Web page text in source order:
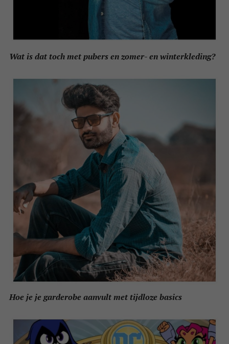
Wat is dat toch met pubers en zomer- en winterkleding?
Hoe je je garderobe aanvult met tijdloze basics